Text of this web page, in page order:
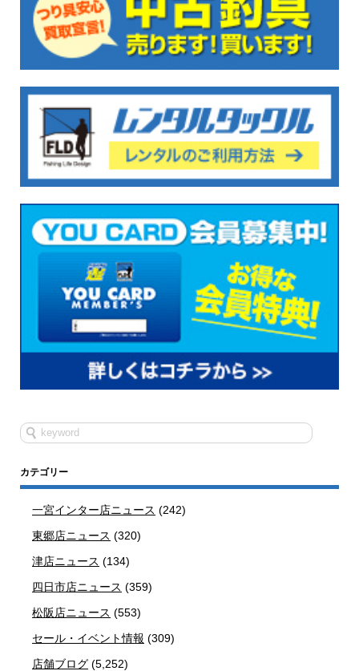
カテゴリー
一宮インター店ニュース (242)
東郷店ニュース (320)
津店ニュース (134)
四日市店ニュース (359)
松阪店ニュース (553)
セール・イベント情報 (309)
店舗ブログ (5,252)